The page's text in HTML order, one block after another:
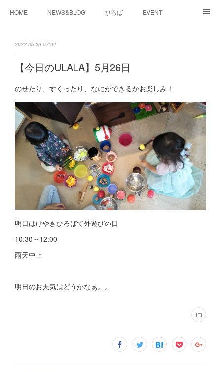
HOME NEWS&BLOG ひろば EVENT
2022.05.26 07:04
【今日のULALA】5月26日
のせたり、すくったり、なにができるかお楽しみ！
明日はけやきひろばで外遊びの日
10:30～12:00
雨天中止
明日のお天気はどうかなぁ。。